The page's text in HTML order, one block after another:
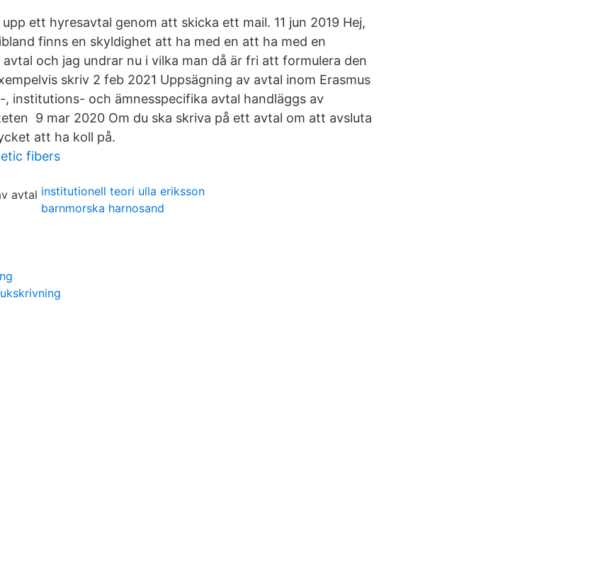
ett hyresavtal genom att skicka ett mail. 11 jun 2019 Hej,
finns en skyldighet att ha med en att ha med en
och jag undrar nu i vilka man då är fri att formulera den
skriv 2 feb 2021 Uppsägning av avtal inom Erasmus
institutions- och ämnesspecifika avtal handläggs av
9 mar 2020 Om du ska skriva på ett avtal om att avsluta
att ha koll på.
fibers
institutionell teori ulla eriksson
barnmorska harnosand